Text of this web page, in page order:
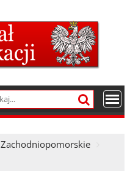
Zachodniopomorskie